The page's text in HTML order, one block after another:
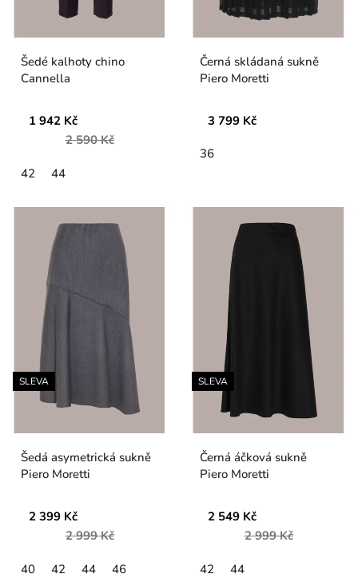
Šedé kalhoty chino
Cannella
1 942 Kč
2 590 Kč
42 44
Černá skládaná sukně
Piero Moretti
3 799 Kč
36
SLEVA
Šedá asymetrická sukně
Piero Moretti
2 399 Kč
2 999 Kč
40 42 44 46
SLEVA
Černá áčková sukně
Piero Moretti
2 549 Kč
2 999 Kč
42 44